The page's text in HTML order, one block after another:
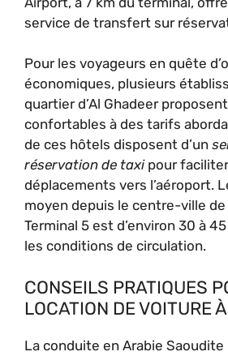
service de transfert sur
Pour les voyageurs en quête
économiques, plusieurs
quartier d’Al Ghadeer
confortables à des tarifs
de ces hôtels disposent d’un
réservation de taxipour
déplacements vers l’aéroport.
moyen depuis le centre-ville de
Terminal 5 est d’environ 30 à
les conditions de circulation.
CONSEILS PRATIQUES
LOCATION DE VOITURE
La conduite en Arabie